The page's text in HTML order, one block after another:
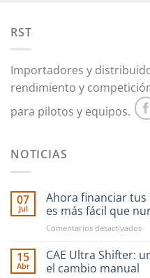
RST
Importadores y
rendimiento y
para pilotos y equipos.
NOTICIAS
07
Jul
Ahora financiar
es más fácil que
Comentarios desactivadosen
15
Abr
CAE Ultra Shifter:
el cambio manual